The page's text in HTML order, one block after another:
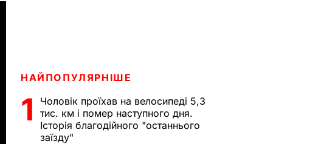
НАЙПОПУЛЯРНІШЕ
1
Чоловік проїхав на велосипеді 5,3
тис. км і помер наступного дня.
Історія благодійного "останнього
заїзду"